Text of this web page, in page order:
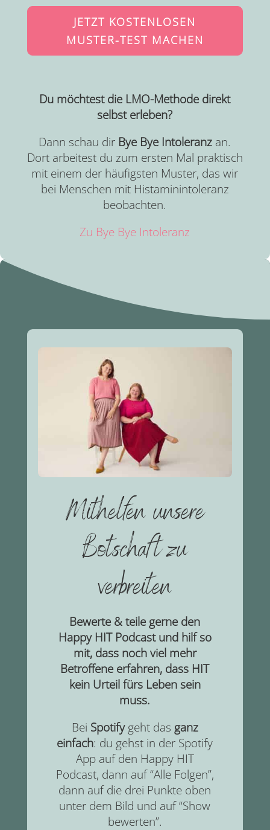
JETZT KOSTENLOSEN
MUSTER-TEST MACHEN
Du möchtest die LMO-Methode direkt
selbst erleben?
Dann schau dir Bye Bye Intoleranz an.
Dort arbeitest du zum ersten Mal praktisch
mit einem der häufigsten Muster, das wir
bei Menschen mit Histaminintoleranz
beobachten.
Zu Bye Bye Intoleranz
Mithelfen unsere
Botschaft zu
verbreiten
Bewerte & teile gerne den
Happy HIT Podcast und hilf so
mit, dass noch viel mehr
Betroffene erfahren, dass HIT
kein Urteil fürs Leben sein
muss.
Bei Spotifygeht das ganz
einfach: du gehst in der Spotify
App auf den Happy HIT
Podcast, dann auf “Alle Folgen”,
dann auf die drei Punkte oben
unter dem Bild und auf “Show
bewerten”.